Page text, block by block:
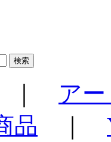
ア
品